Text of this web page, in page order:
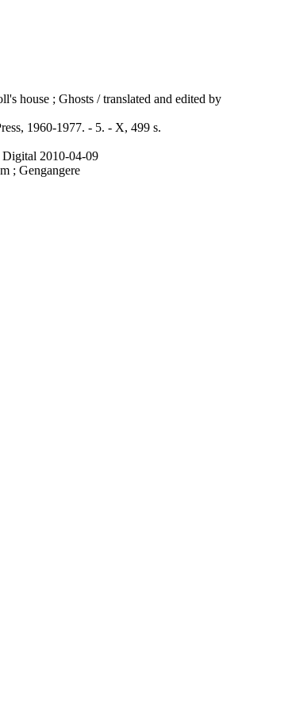
house ; Ghosts / translated and edited by
1960-1977. - 5. - X, 499 s.
2010-04-09
; Gengangere